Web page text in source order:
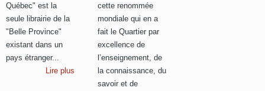
Québec" est la
seule librairie de la
"Belle Province"
existant dans un
pays étranger...
Lire plus
cette renommée
mondiale qui en a
fait le Quartier par
excellence de
l’enseignement, de
la connaissance, du
savoir et de